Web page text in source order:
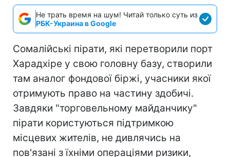
Не трать время на шум! Читай только суть из
РБК-Украина в Google
Сомалійські пірати, які перетворили порт
Харадхіре у свою головну базу, створили
там аналог фондової біржі, учасники якої
отримують право на частину здобичі.
Завдяки "торговельному майданчику"
пірати користуються підтримкою
місцевих жителів, не дивлячись на
пов'язані з їхніми операціями ризики,